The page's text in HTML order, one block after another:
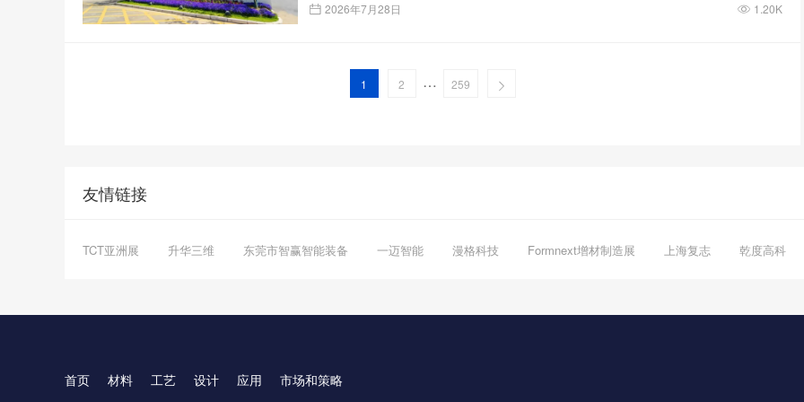
2026年7月28日 1.20K
1 2 … 259
友情链接
TCT亚洲展 升华三维 东莞市智赢智能装备 一迈智能 漫格科技 Formnext增材制造展 上海复志 乾度高科
首页 材料 工艺 设计 应用 市场和策略